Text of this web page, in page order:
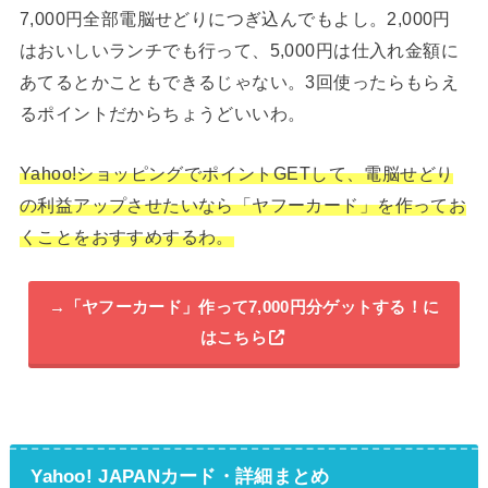
7,000円全部電脳せどりにつぎ込んでもよし。2,000円
はおいしいランチでも行って、5,000円は仕入れ金額に
あてるとかこともできるじゃない。3回使ったらもらえ
るポイントだからちょうどいいわ。
Yahoo!ショッピングでポイントGETして、電脳せどり
の利益アップさせたいなら「ヤフーカード」を作ってお
くことをおすすめするわ。
→「ヤフーカード」作って7,000円分ゲットする！に
はこちら
Yahoo! JAPANカード・詳細まとめ